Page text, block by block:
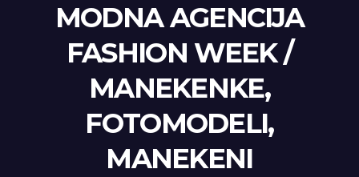
MODNA AGENCIJA
FASHION WEEK /
MANEKENKE,
FOTOMODELI,
MANEKENI